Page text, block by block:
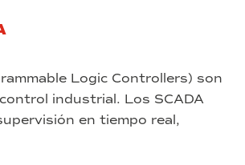
Logic Controllers) son
industrial. Los SCADA
en tiempo real,